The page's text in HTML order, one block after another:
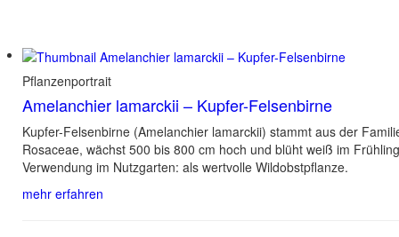
Pflanzenportrait
Amelanchier lamarckii – Kupfer-Felsenbirne
Kupfer-Felsenbirne (Amelanchier lamarckii) stammt aus der
Rosaceae, wächst 500 bis 800 cm hoch und blüht weiß im
Verwendung im Nutzgarten: als wertvolle Wildobstpflanze.
mehr erfahren